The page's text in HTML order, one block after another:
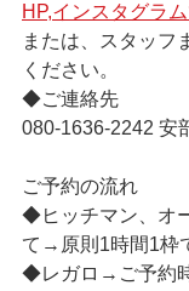
HP,インスタグラ
または、スタッフ
ください。
◆ご連絡先
080-1636-2242
ご予約の流れ
◆ヒッチマン、オ
て→原則1時間1枠
◆レガロ→ご予約